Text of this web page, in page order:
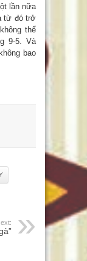
lần nữa
từ đó trở
thể
9-5. Và
bao